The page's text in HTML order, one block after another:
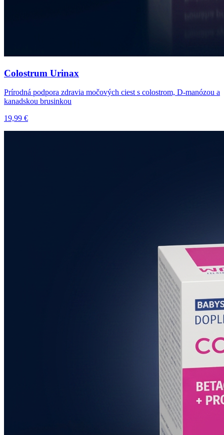
Colostrum Urinax
Prírodná podpora zdravia močových ciest s colostrom, D-manózou a
kanadskou brusinkou
19,99 €